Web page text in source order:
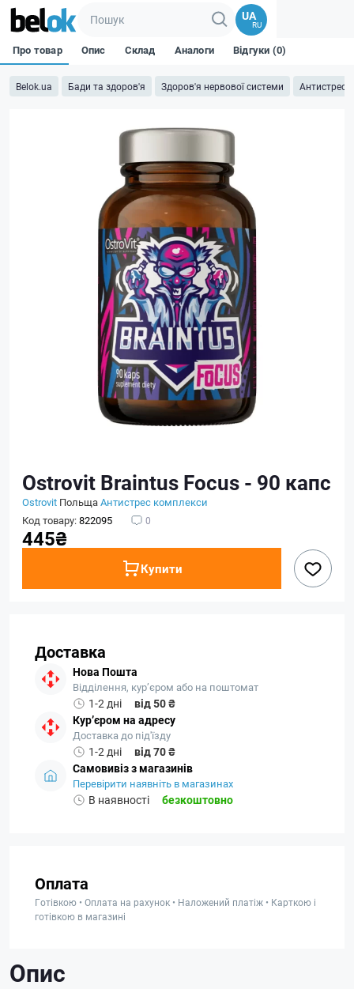
UA
RU
Belok.ua Бади та здоров'я Здоров'я нервової системи Антистрес
Про товар Опис Склад Аналоги Відгуки (0)
Ostrovit Braintus Focus - 90 капс
Ostrovit ПольщаАнтистрес комплекси
Код товару:822095 0
445₴
Купити
Доставка
Нова Пошта
Відділення, кур’єром або на поштомат
1-2 дні
від 50 ₴
Кур’єром на адресу
Доставка до під'їзду
1-2 дні
від 70 ₴
Самовивіз з магазинів
Перевірити наявніть в магазинах
В наявності безкоштовно
Оплата
Готівкою • Оплата на рахунок • Наложений платіж • Карткою і
готівкою в магазині
Опис